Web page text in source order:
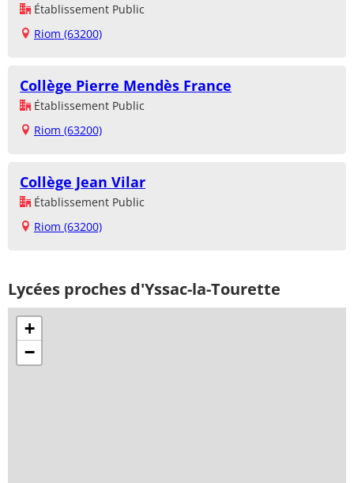
Établissement Public
Riom (63200)
Collège Pierre Mendès France
Établissement Public
Riom (63200)
Collège Jean Vilar
Établissement Public
Riom (63200)
Lycées proches d'Yssac-la-Tourette
+
−